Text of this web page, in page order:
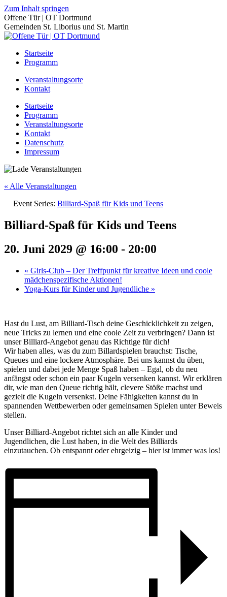
Zum Inhalt springen
Offene Tür | OT Dortmund
Gemeinden St. Liborius und St. Martin
Startseite
Programm
Veranstaltungsorte
Kontakt
Startseite
Programm
Veranstaltungsorte
Kontakt
Datenschutz
Impressum
« Alle Veranstaltungen
Event Series: Billiard-Spaß für Kids und Teens
Billiard-Spaß für Kids und Teens
20. Juni 2029 @ 16:00 - 20:00
« Girls-Club – Der Treffpunkt für kreative Ideen und coole
mädchenspezifische Aktionen!
Yoga-Kurs für Kinder und Jugendliche »
Hast du Lust, am Billiard-Tisch deine Geschicklichkeit zu zeigen,
neue Tricks zu lernen und eine coole Zeit zu verbringen? Dann ist
unser Billiard-Angebot genau das Richtige für dich!
Wir haben alles, was du zum Billardspielen brauchst: Tische,
Queues und eine lockere Atmosphäre. Bei uns kannst du üben,
spielen und dabei jede Menge Spaß haben – Egal, ob du neu
anfängst oder schon ein paar Kugeln versenken kannst. Wir erklären
dir, wie man den Queue richtig hält, clevere Stöße machst und
gezielt die Kugeln versenkst. Deine Fähigkeiten kannst du in
spannenden Wettbewerben oder gemeinsamen Spielen unter Beweis
stellen.
Unser Billiard-Angebot richtet sich an alle Kinder und
Jugendlichen, die Lust haben, in die Welt des Billiards
einzutauchen. Ob entspannt oder ehrgeizig – hier ist immer was los!